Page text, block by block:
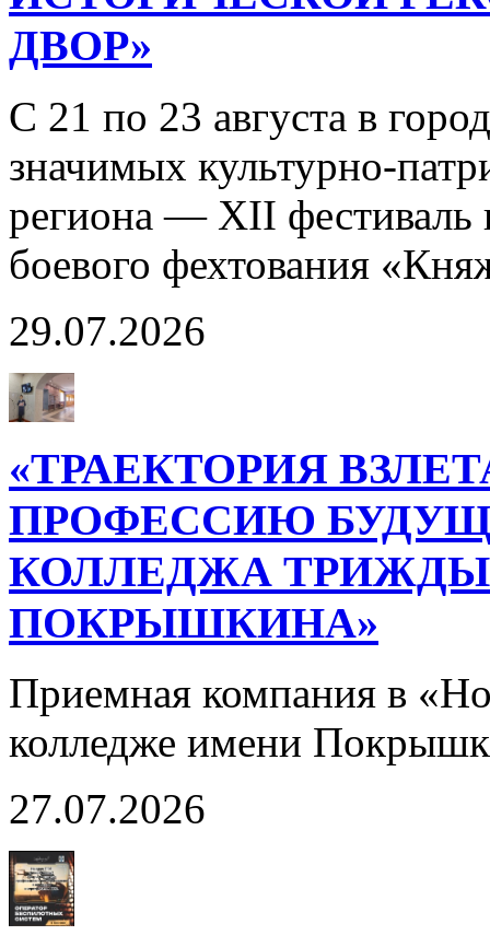
ДВОР»
С 21 по 23 августа в
значимых культурно-
региона — XII фестиваль
боевого фехтования
29.07.2026
«ТРАЕКТОРИЯ
ПРОФЕССИЮ
КОЛЛЕДЖА ТРИЖДЫ
ПОКРЫШКИНА»
Приемная компания в
колледже имени
27.07.2026